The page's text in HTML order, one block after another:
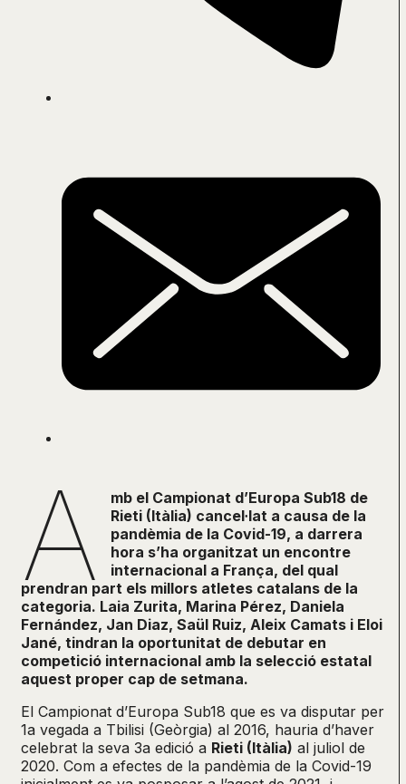
A
mb el Campionat d’Europa Sub18 de
Rieti (Itàlia) cancel·lat a causa de la
pandèmia de la Covid-19, a darrera
hora s’ha organitzat un encontre
internacional a França, del qual
prendran part els millors atletes catalans de la
categoria. Laia Zurita, Marina Pérez, Daniela
Fernández, Jan Diaz, Saül Ruiz, Aleix Camats i Eloi
Jané, tindran la oportunitat de debutar en
competició internacional amb la selecció estatal
aquest proper cap de setmana.
El Campionat d’Europa Sub18 que es va disputar per
1a vegada a Tbilisi (Geòrgia) al 2016, hauria d’haver
celebrat la seva 3a edició a Rieti (Itàlia) al juliol de
2020. Com a efectes de la pandèmia de la Covid-19